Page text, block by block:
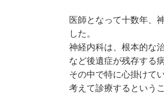
医師となって十数年、
した。
神経内科は、根本的な
など後遺症が残存する
その中で特に心掛けて
考えて診療するという